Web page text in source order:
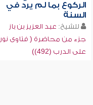
الركوع بما لم يرد في
السنة
للشيخ: عبد العزيز بن باز
جزء من محاضرة ( فتاوى نور
على الدرب (492))